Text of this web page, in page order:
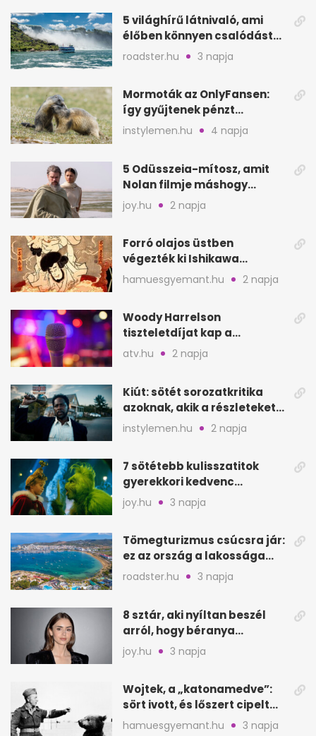
5 világhírű látnivaló, ami
élőben könnyen csalódást
okozhat
roadster.hu 3 napja
Mormoták az OnlyFansen:
így gyűjtenek pénzt
amerikai kutatók
instylemen.hu 4 napja
5 Odüsszeia-mítosz, amit
Nolan filmje máshogy
mutat, mint Homérosz
joy.hu 2 napja
Forró olajos üstben
végezték ki Ishikawa
Goemont, Japán Robin
Hoodját
hamuesgyemant.hu 2 napja
Woody Harrelson
tiszteletdíjat kap a
Szarajevói Filmfesztiválon
atv.hu 2 napja
Kiút: sötét sorozatkritika
azoknak, akik a részleteket
keresik
instylemen.hu 2 napja
7 sötétebb kulisszatitok
gyerekkori kedvenc
filmjeinkről a Joy szerint
joy.hu 3 napja
Tömegturizmus csúcsra jár:
ez az ország a lakossága
kétszeresét fogadja
roadster.hu 3 napja
8 sztár, aki nyíltan beszél
arról, hogy béranya
segítette a családalapítást
joy.hu 3 napja
Wojtek, a „katonamedve”:
sört ivott, és lőszert cipelt
Monte Cassinónál
hamuesgyemant.hu 3 napja